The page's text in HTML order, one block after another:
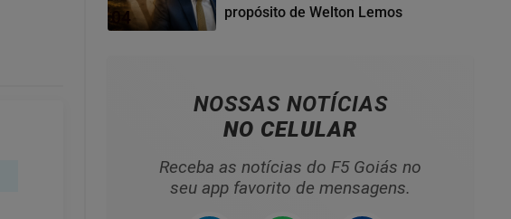
04
propósito de Welton Lemos
NOSSAS NOTÍCIAS
NO CELULAR
Receba as notícias do F5 Goiás no
seu app favorito de mensagens.